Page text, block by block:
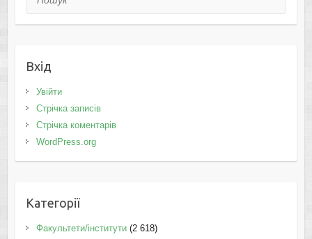
Вхід
Увійти
Стрічка записів
Стрічка коментарів
WordPress.org
Категорії
Факультети/інститути(2 618)